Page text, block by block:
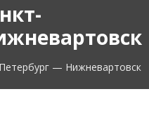
— Нижневартовск